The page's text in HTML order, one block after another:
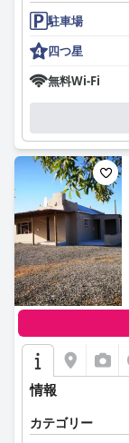
駐車場
四つ星
無料Wi-Fi
情報
カテゴリー